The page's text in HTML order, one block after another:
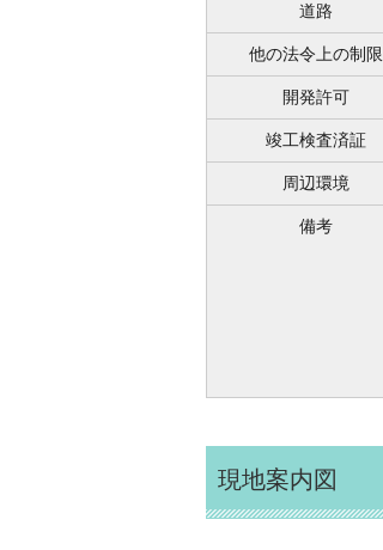
道路
他の法令上の制限
開発許可
竣工検査済証
周辺環境
備考
現地案内図